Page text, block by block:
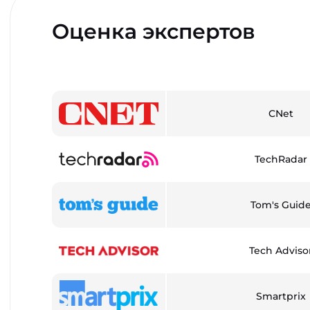
Оценка экспертов
CNet
TechRadar
Tom's Guide
Tech
Smartprix